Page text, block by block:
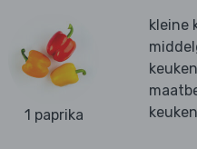
1 paprika
kleine